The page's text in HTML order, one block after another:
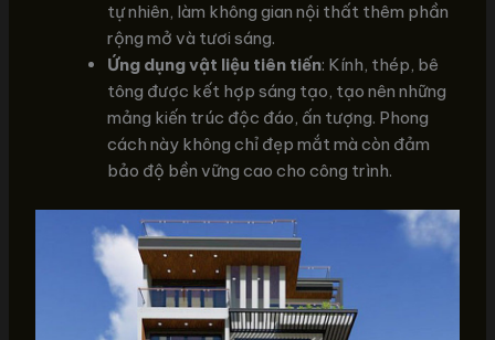
tự nhiên, làm không gian nội thất thêm phần
rộng mở và tươi sáng.
Ứng dụng vật liệu tiên tiến: Kính, thép, bê
tông được kết hợp sáng tạo, tạo nên những
mảng kiến trúc độc đáo, ấn tượng. Phong
cách này không chỉ đẹp mắt mà còn đảm
bảo độ bền vững cao cho công trình.